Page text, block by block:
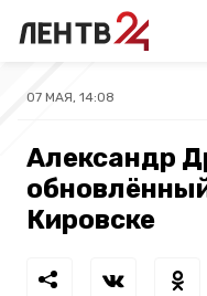
07 МАЯ, 14:08
Александр
Кировске